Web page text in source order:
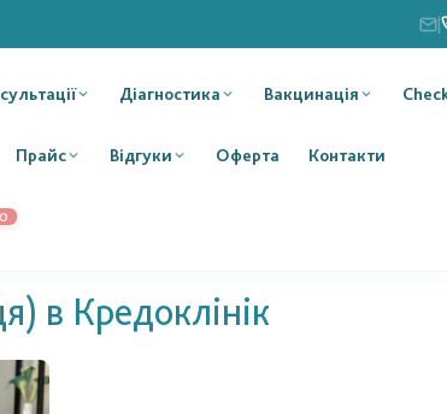
|
Діагностика Вакцинація
Прайс Відгуки Оферта Контакти
в Кредоклінік